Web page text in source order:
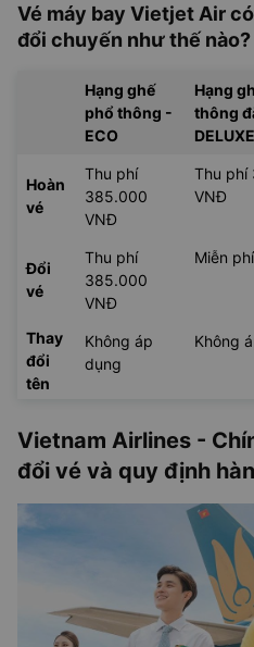
Vé máy bay Vietjet Air
đổi chuyến như thế nào?
Hạng ghế
phổ thông -
ECO
Hạng
thông
DELUXE
Hoàn
vé
Thu phí
385.000
VNĐ
Thu phí
VNĐ
Đổi
vé
Thu phí
385.000
VNĐ
Miễn phí
Thay
đổi
tên
Không áp
dụng
Không
Vietnam Airlines -
đổi vé và quy định